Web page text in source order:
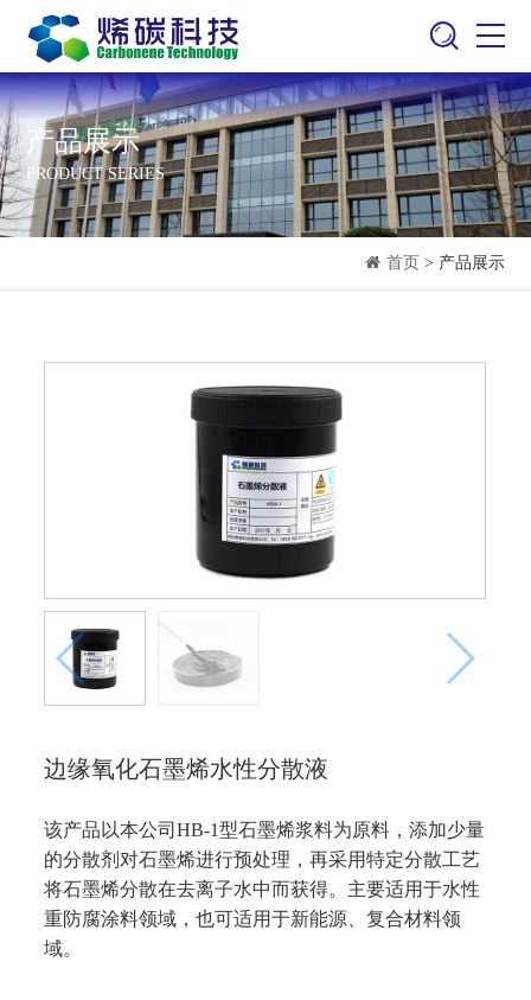
产品展示
PRODUCT SERIES
首页 > 产品展示
边缘氧化石墨烯水性分散液
该产品以本公司HB-1型石墨烯浆料为原料，添加少量
的分散剂对石墨烯进行预处理，再采用特定分散工艺
将石墨烯分散在去离子水中而获得。主要适用于水性
重防腐涂料领域，也可适用于新能源、复合材料领
域。